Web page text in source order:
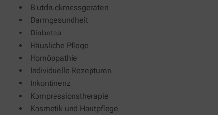
Blutdruckmessgeräten
Darmgesundheit
Diabetes
Häusliche Pflege
Homöopathie
Individuelle Rezepturen
Inkontinenz
Kompressionstherapie
Kosmetik und Hautpflege